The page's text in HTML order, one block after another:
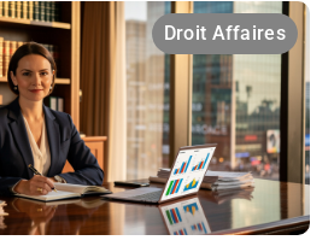
Droit Affaires